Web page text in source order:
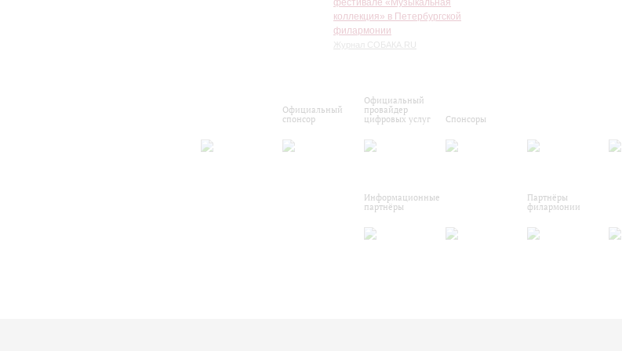
коллекция» в Петербургской
филармонии
Журнал СОБАКА.RU
Официальный
спонсор
Официальный
провайдер
цифровых услуг
Спонсоры
Информационные
партнёры
Партнёры
филармонии